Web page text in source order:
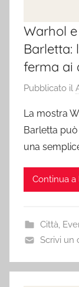
Warhol
Barletta:
ferma ai
Pubblicato il
La mostra
Barletta
una
Continua
Città,
Scrivi un